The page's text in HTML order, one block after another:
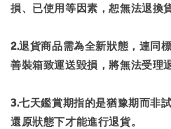
損、已使用等因素，恕無法退換貨
2.退貨商品需為全新狀態，連同
善裝箱致運送毀損，將無法受理
3.七天鑑賞期指的是猶豫期而非
還原狀態下才能進行退貨。